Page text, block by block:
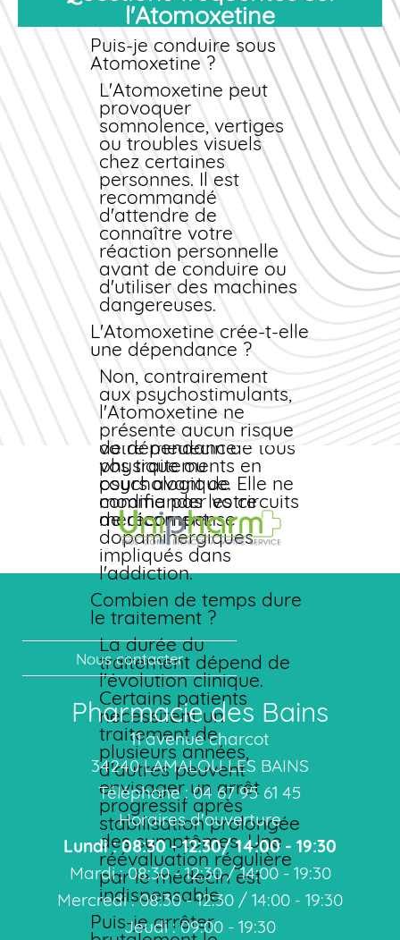
en cas d'insuffisance
hépatique ou rénale ;
Prudence chez les
patients présentant une
hypertension ou une
tachycardie ;
Évitez l'arrêt brutal du
traitement : diminution
progressive sur plusieurs
semaines.
Interactions
médicamenteuses
L'Atomoxetine peut
interagir avec les
IMAO, les
bêtabloquants,
certains
antidépresseurs (ISRS,
tricycliques), les
décongestionnants
nasaux et les
sympathomimétiques.
Informez
systématiquement
votre médecin de tous
vos traitements en
cours avant de
commandervotre
médicament.
l'Atomoxetine
Puis-je conduire sous
Atomoxetine ?
L'Atomoxetine peut
provoquer
somnolence, vertiges
ou troubles visuels
chez certaines
personnes. Il est
recommandé
d'attendre de
connaître votre
réaction personnelle
avant de conduire ou
d'utiliser des machines
dangereuses.
L'Atomoxetine crée-t-elle
une dépendance ?
Non, contrairement
aux psychostimulants,
l'Atomoxetine ne
présente aucun risque
de dépendance
physique ou
psychologique. Elle ne
modifie pas les circuits
de récompense
dopaminergiques
impliqués dans
l'addiction.
Combien de temps dure
le traitement ?
La durée du
traitement dépend de
l'évolution clinique.
Certains patients
nécessitent un
traitement de
plusieurs années,
d'autres peuvent
envisager un arrêt
progressif après
stabilisation prolongée
des symptômes. Une
réévaluation régulière
par le médecin est
indispensable.
Puis-je arrêter
Pharmacie des Bains
11 avenue charcot
34240 LAMALOU LES BAINS
Téléphone : 04 67 95 61 45
Horaires d'ouverture
Lundi : 08:30 - 12:30/ 14:00 - 19:30
Mardi : 08:30 - 12:30 / 14:00 - 19:30
Mercredi : 08:30 - 12:30 / 14:00 - 19:30
Jeudi : 09:00 - 19:30
Nous contacter